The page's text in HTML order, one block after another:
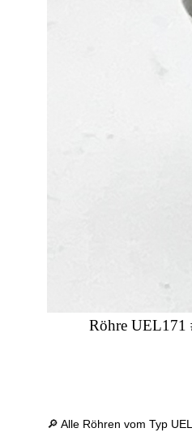
Röhre UEL171
🔎 Alle Röhren vom Typ